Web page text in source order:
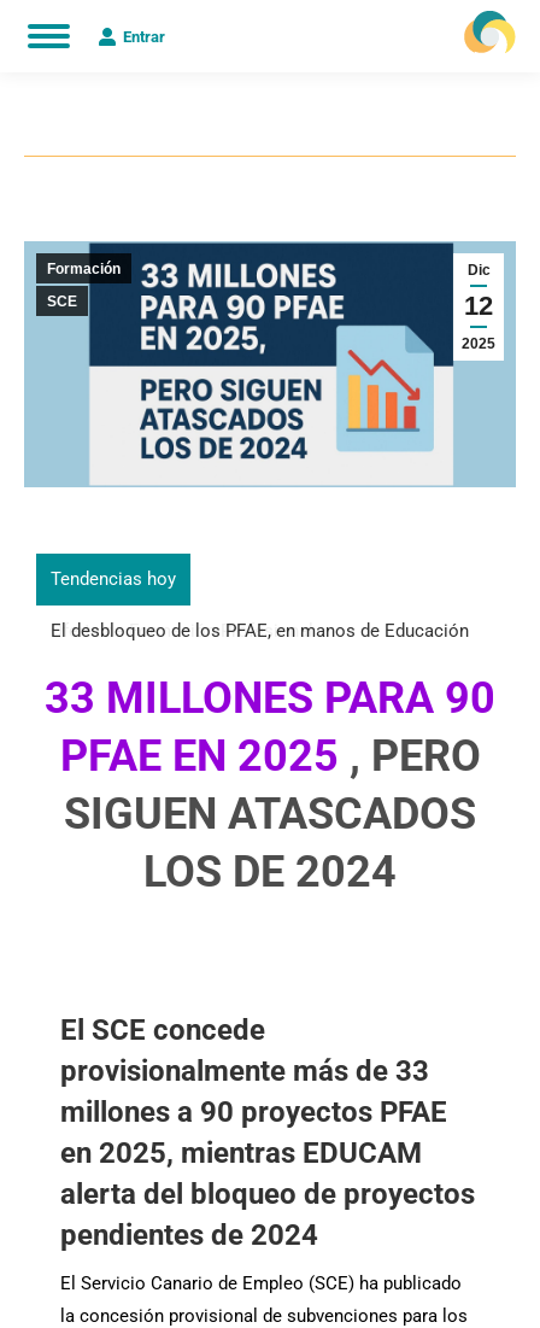
Entrar
Dic
12
2025
Formación
SCE
Tendencias hoy
El desbloqueo de los PFAE, en manos de Educación
Oferta de Formación Profesional
33 MILLONES PARA 90
PFAE EN 2025 , PERO
SIGUEN ATASCADOS
LOS DE 2024
El SCE concede
provisionalmente más de 33
millones a 90 proyectos PFAE
en 2025, mientras EDUCAM
alerta del bloqueo de proyectos
pendientes de 2024
El Servicio Canario de Empleo (SCE) ha publicado
la concesión provisional de subvenciones para los